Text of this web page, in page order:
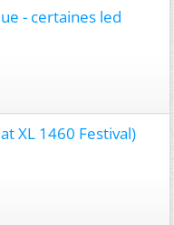
- certaines led
XL 1460 Festival)